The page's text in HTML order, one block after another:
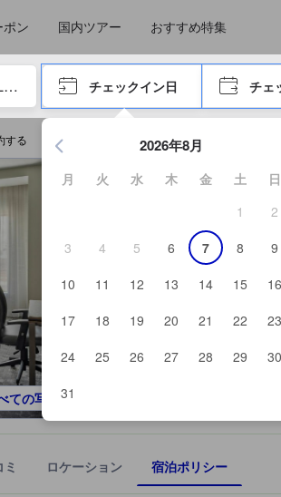
ン 国内ツアー おすすめ特集
タブキーで進み、エンターキーを押して内容を確
チェックイン日 チェ
エンターキーを押して日付選択画面の操
2026年8月
月 火 水 木 金 土
日
1
2
3
4 5 6 7 8
9
10
11 12 13 14 15
16
17
18 19 20 21 22
23
24
25 26 27 28 29
30
31
する
ての写真を見る
ロケーション 宿泊ポリシー
たゲストから提供されています。実際の経